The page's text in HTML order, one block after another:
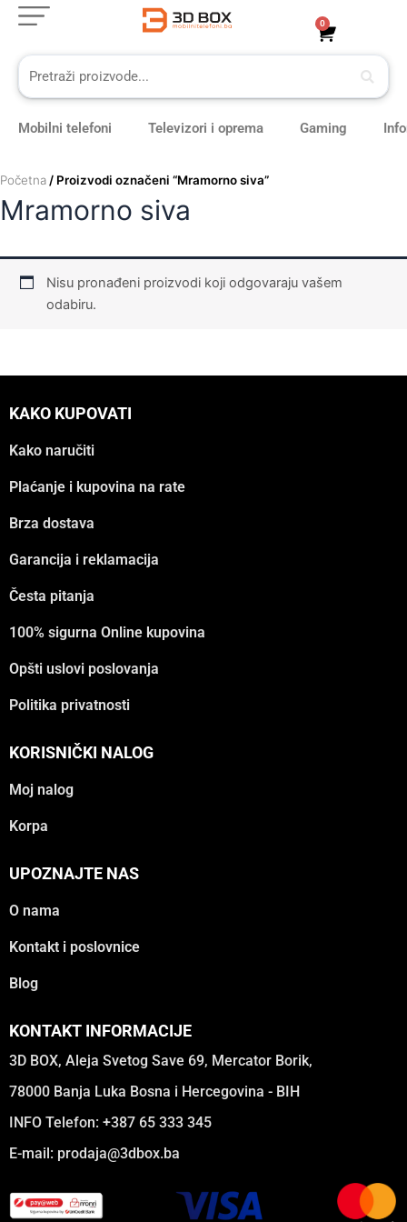
Skip
content
0
Cart
Mobilni telefoni Televizori i oprema Gaming
Početna / Proizvodi označeni “Mramorno siva”
Mramorno siva
Nisu pronađeni proizvodi koji odgovaraju vašem
odabiru.
KAKO KUPOVATI
Kako naručiti
Plaćanje i kupovina na rate
Brza dostava
Garancija i reklamacija
Česta pitanja
100% sigurna Online kupovina
Opšti uslovi poslovanja
Politika privatnosti
KORISNIČKI NALOG
Moj nalog
Korpa
UPOZNAJTE NAS
O nama
Kontakt i poslovnice
Blog
KONTAKT INFORMACIJE
3D BOX, Aleja Svetog Save 69, Mercator Borik,
78000 Banja Luka Bosna i Hercegovina - BIH
INFO Telefon: +387 65 333 345
E-mail: prodaja@3dbox.ba